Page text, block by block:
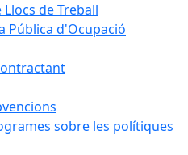
Llocs de Treball
Pública d'Ocupació
sobre les polítiques